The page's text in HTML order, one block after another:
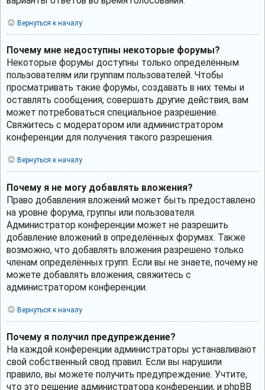
Вернуться к началу
Почему мне недоступны некоторые форумы?
Некоторые форумы доступны только определённым
пользователям или группам пользователей. Чтобы
просматривать такие форумы, создавать в них темы и
оставлять сообщения, совершать другие действия, вам
может потребоваться специальное разрешение.
Свяжитесь с модератором или администратором
конференции для получения такого разрешения.
Вернуться к началу
Почему я не могу добавлять вложения?
Право добавления вложений может быть предоставлено
на уровне форума, группы или пользователя.
Администратор конференции может не разрешить
добавление вложений в определённых форумах. Также
возможно, что добавлять вложения разрешено только
членам определённых групп. Если вы не знаете, почему не
можете добавлять вложения, свяжитесь с
администратором конференции.
Вернуться к началу
Почему я получил предупреждение?
На каждой конференции администраторы устанавливают
свой собственный свод правил. Если вы нарушили
правило, вы можете получить предупреждение. Учтите,
что это решение администратора конференции, и phpBB